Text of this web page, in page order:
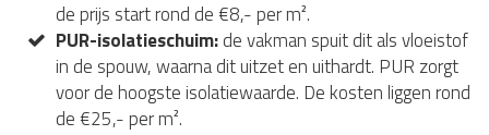
de prijs start rond de €8,- per m².
PUR-isolatieschuim:de vakman spuit dit als vloeistof
in de spouw, waarna dit uitzet en uithardt. PUR zorgt
voor de hoogste isolatiewaarde. De kosten liggen rond
de €25,- per m².